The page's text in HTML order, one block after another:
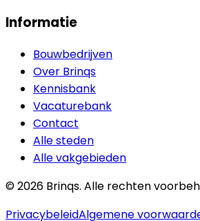
Informatie
Bouwbedrijven
Over Brinqs
Kennisbank
Vacaturebank
Contact
Alle steden
Alle vakgebieden
©2026 Brinqs. Alle rechten
PrivacybeleidAlgemene